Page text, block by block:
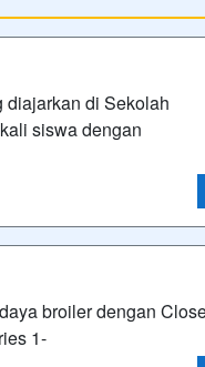
diajarkan di Sekolah
siswa dengan
broiler dengan
1-